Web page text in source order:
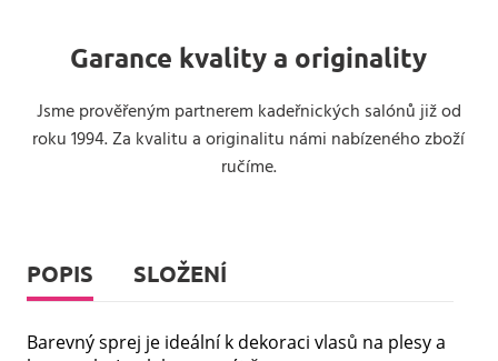
Garance kvality a originality
Jsme prověřeným partnerem kadeřnických salónů již od
roku 1994. Za kvalitu a originalitu námi nabízeného zboží
ručíme.
POPIS SLOŽENÍ
Barevný sprej je ideální k dekoraci vlasů na plesy a